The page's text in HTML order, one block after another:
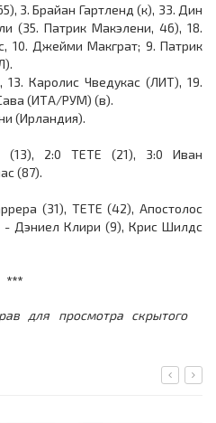
3. Брайан Гартленд (к), 33. Дин
(35. Патрик Макэлени, 46), 18.
10. Джейми Макграт; 9. Патрик
Каролис Чведукас (ЛИТ), 19.
(ИТА/РУМ) (в).
(Ирландия).
(13), 2:0 ТЕТЕ (21), 3:0 Иван
(87).
(31), ТЕТЕ (42), Апостолос
- Дэниел Клири (9), Крис Шилдс
***
для просмотра скрытого